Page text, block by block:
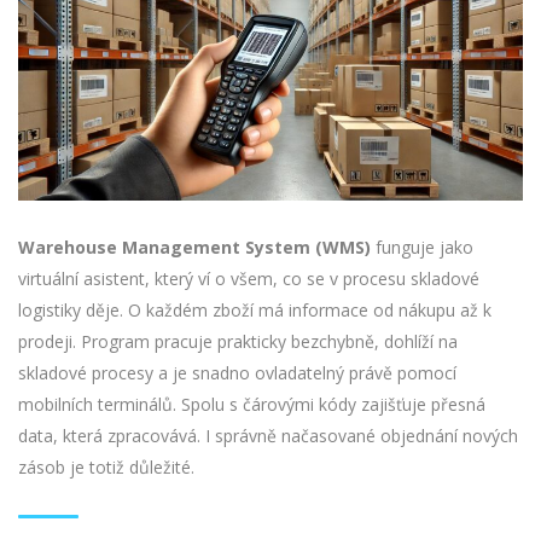
Warehouse Management System (WMS) funguje jako
virtuální asistent, který ví o všem, co se v procesu skladové
logistiky děje. O každém zboží má informace od nákupu až k
prodeji. Program pracuje prakticky bezchybně, dohlíží na
skladové procesy a je snadno ovladatelný právě pomocí
mobilních terminálů. Spolu s čárovými kódy zajišťuje přesná
data, která zpracovává. I správně načasované objednání nových
zásob je totiž důležité.